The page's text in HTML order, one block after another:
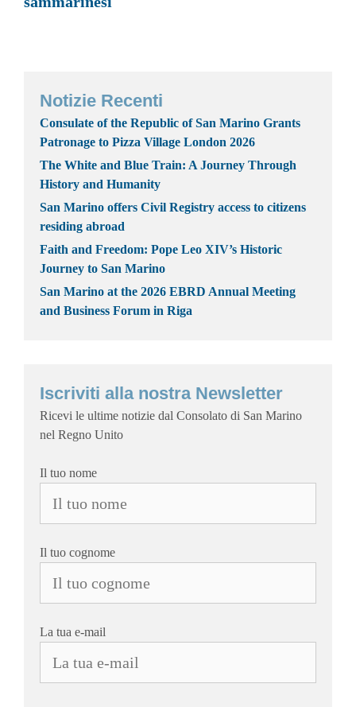
Notizie Recenti
Consulate of the Republic of San Marino Grants
Patronage to Pizza Village London 2026
The White and Blue Train: A Journey Through
History and Humanity
San Marino offers Civil Registry access to citizens
residing abroad
Faith and Freedom: Pope Leo XIV’s Historic
Journey to San Marino
San Marino at the 2026 EBRD Annual Meeting
and Business Forum in Riga
Iscriviti alla nostra Newsletter
Ricevi le ultime notizie dal Consolato di San Marino
nel Regno Unito
Il tuo nome
Il tuo cognome
La tua e-mail